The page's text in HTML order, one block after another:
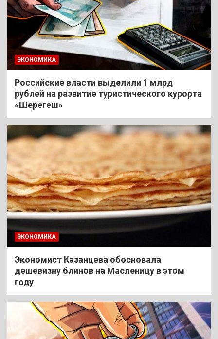
ЭКОНОМИКА
Российские власти выделили 1 млрд
рублей на развитие туристического курорта
«Шерегеш»
ЭКОНОМИКА
Экономист Казанцева обосновала
дешевизну блинов на Масленицу в этом
году